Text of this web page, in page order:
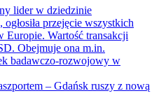
lider w dziedzinie
przejęcie wszystkich
Europie. Wartość transakcji
Obejmuje ona m.in.
badawczo-rozwojowy w
– Gdańsk ruszy z nową